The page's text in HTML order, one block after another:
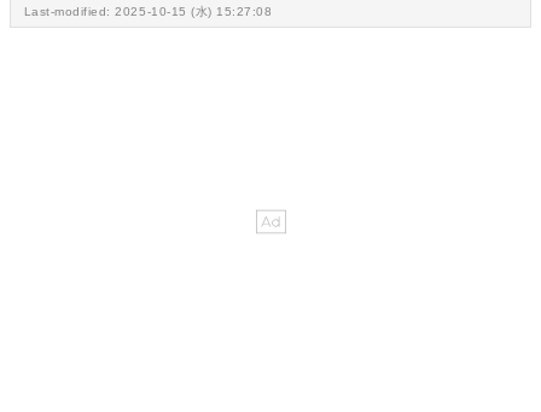
Last-modified: 2025-10-15 (水) 15:27:08